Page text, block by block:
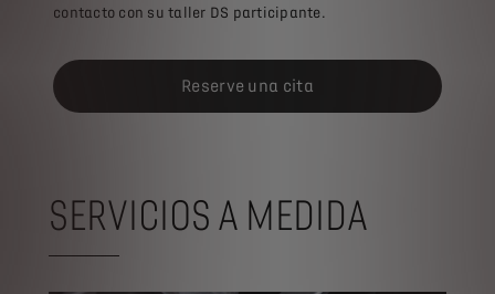
contacto con su taller DS participante.
Reserve una cita
SERVICIOS A MEDIDA